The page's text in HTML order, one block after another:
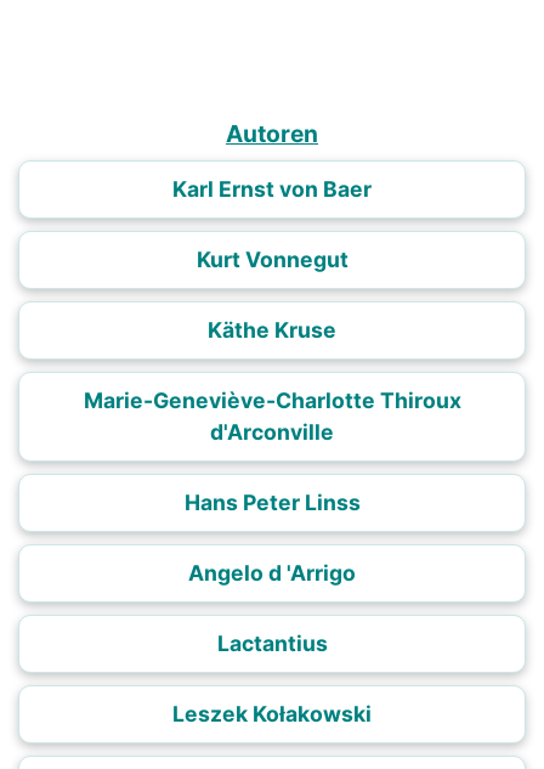
Autoren
Karl Ernst von Baer
Kurt Vonnegut
Käthe Kruse
Marie-Geneviève-Charlotte Thiroux
d'Arconville
Hans Peter Linss
Angelo d 'Arrigo
Lactantius
Leszek Kołakowski